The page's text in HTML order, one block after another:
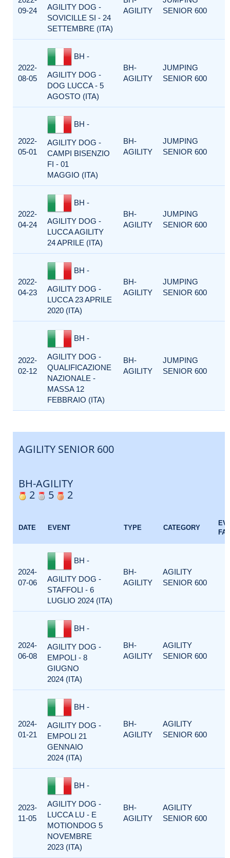
09-24
AGILITY DOG -
SOVICILLE SI - 24
SETTEMBRE (ITA)
AGILITY
SENIOR 600
2022-
08-05
BH -
AGILITY DOG -
DOG LUCCA - 5
AGOSTO (ITA)
BH-
AGILITY
JUMPING
SENIOR 600
2022-
05-01
BH -
AGILITY DOG -
CAMPI BISENZIO
FI - 01
MAGGIO (ITA)
BH-
AGILITY
JUMPING
SENIOR 600
2022-
04-24
BH -
AGILITY DOG -
LUCCA AGILITY
24 APRILE (ITA)
BH-
AGILITY
JUMPING
SENIOR 600
2022-
04-23
BH -
AGILITY DOG -
LUCCA 23 APRILE
2020 (ITA)
BH-
AGILITY
JUMPING
SENIOR 600
2022-
02-12
BH -
AGILITY DOG -
QUALIFICAZIONE
NAZIONALE -
MASSA 12
FEBBRAIO (ITA)
BH-
AGILITY
JUMPING
SENIOR 600
AGILITY SENIOR 600
BH-AGILITY
2
5 2
DATE EVENT TYPE CATEGORY
2024-
07-06
BH -
AGILITY DOG -
STAFFOLI - 6
LUGLIO 2024 (ITA)
BH-
AGILITY
AGILITY
SENIOR 600
2024-
06-08
BH -
AGILITY DOG -
EMPOLI - 8
GIUGNO
2024 (ITA)
BH-
AGILITY
AGILITY
SENIOR 600
2024-
01-21
BH -
AGILITY DOG -
EMPOLI 21
GENNAIO
2024 (ITA)
BH-
AGILITY
AGILITY
SENIOR 600
2023-
11-05
BH -
AGILITY DOG -
LUCCA LU - E
MOTIONDOG 5
NOVEMBRE
2023 (ITA)
BH-
AGILITY
AGILITY
SENIOR 600